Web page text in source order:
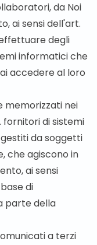
da Noi
ai sensi dell'art.
degli
informatici che
accedere al loro
memorizzati nei
di sistemi
da soggetti
che agiscono in
ai sensi
di
parte della
a terzi